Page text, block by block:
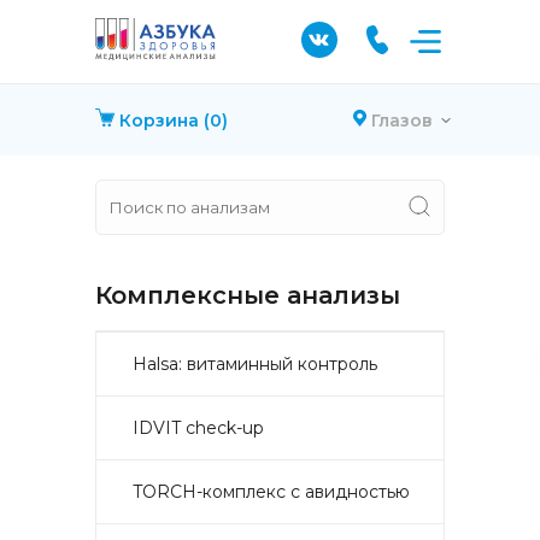
Корзина (0) Глазов
Комплексные анализы
Halsa: витаминный контроль
IDVIT check-up
TORCH-комплекс с авидностью